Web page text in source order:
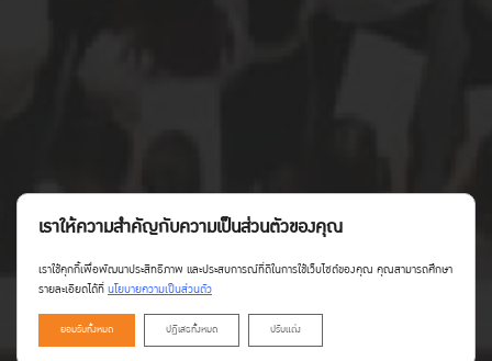
Copyright©Faculty of Economics KU
เราให้ความสำคัญกับความเป็นส่วนตัวของคุณ
เราใช้คุกกี้เพื่อพัฒนาประสิทธิภาพ และประสบการณ์ที่ดีในการใช้เว็บไซต์ของคุณ คุณสามารถศึกษา
รายละเอียดได้ที่นโยบายความเป็นส่วนตัว
ยอมรับทั้งหมด ปฏิเสธทั้งหมด ปรับแต่ง